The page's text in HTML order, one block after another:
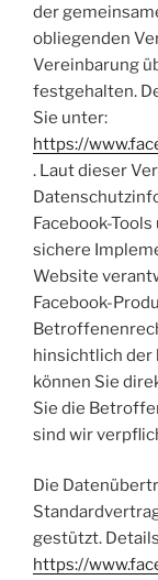
der
obliegenden
Vereinbarung
festgehalten.
Sie unter:
https://
. Laut dieser
Facebook-
sichere
Website
Facebook-
hinsichtlich der
können Sie
Sie die
sind wir
Die
gestützt.
https://